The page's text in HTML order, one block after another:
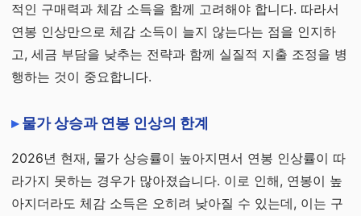
적인 구매력과 체감 소득을 함께 고려해야 합니다. 따라서
연봉 인상만으로 체감 소득이 늘지 않는다는 점을 인지하
고, 세금 부담을 낮추는 전략과 함께 실질적 지출 조정을 병
행하는 것이 중요합니다.
물가 상승과 연봉 인상의 한계
2026년 현재, 물가 상승률이 높아지면서 연봉 인상률이 따
라가지 못하는 경우가 많아졌습니다. 이로 인해, 연봉이 높
아지더라도 체감 소득은 오히려 낮아질 수 있는데, 이는 구